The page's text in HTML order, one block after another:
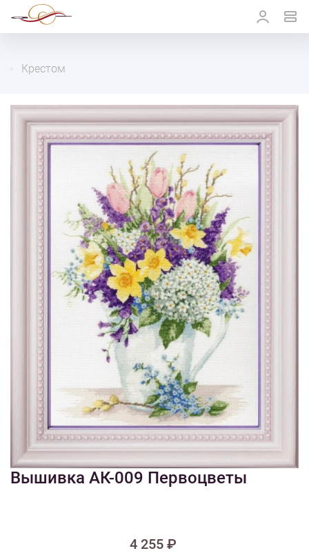
Крестом
1/5
Смотреть видео - обзор
Изображения и цвет представленного товара могут незначительно
отличаться от оригинала продукции, взависимости от разрешения и
настроек вашего монитора, а также условий освещения при съемке
Вышивка АК-009 Первоцветы
4 255 ₽